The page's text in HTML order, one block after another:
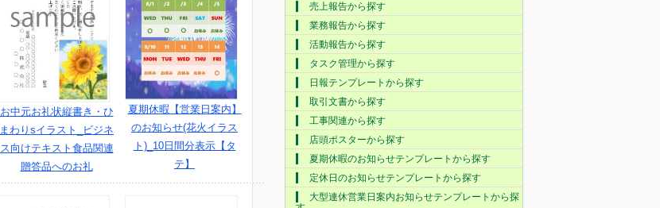
お中元お礼状縦書き・ひ
まわりsイラスト_ビジネ
ス向けテキスト食品関連
贈答品へのお礼
夏期休暇【営業日案内】
のお知らせ(花火イラス
ト)_10日間分表示【タ
テ】
売上報告から探す
業務報告から探す
活動報告から探す
タスク管理から探す
日報テンプレートから探す
取引文書から探す
工事関連から探す
店頭ポスターから探す
夏期休暇のお知らせテンプレートから探す
定休日のお知らせテンプレートから探す
大型連休営業日案内お知らせテンプレートから探